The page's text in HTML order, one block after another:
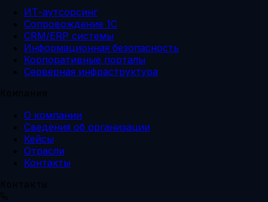
ИТ-аутсорсинг
Сопровождение 1С
CRM/ERP системы
Информационная безопасность
Корпоративные порталы
Серверная инфраструктура
Компания
О компании
Сведения об организации
Кейсы
Отрасли
Контакты
Контакты